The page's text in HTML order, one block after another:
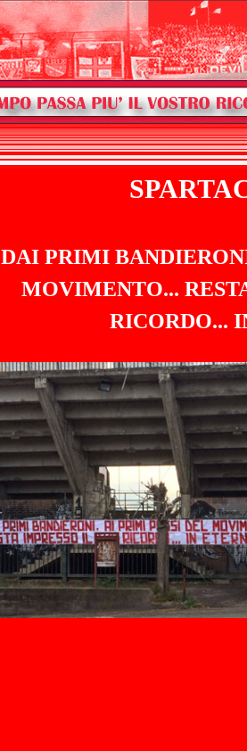
DAI PRIMI
MOVIMENTO...
RICORDO...